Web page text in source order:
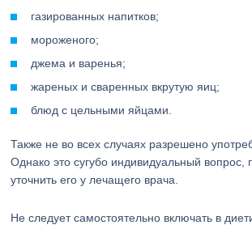
газированных напитков;
мороженого;
джема и варенья;
жареных и сваренных вкрутую яиц;
блюд с цельными яйцами.
Также не во всех случаях разрешено
Однако это сугубо индивидуальный вопрос,
уточнить его у лечащего врача.
Не следует самостоятельно включать в